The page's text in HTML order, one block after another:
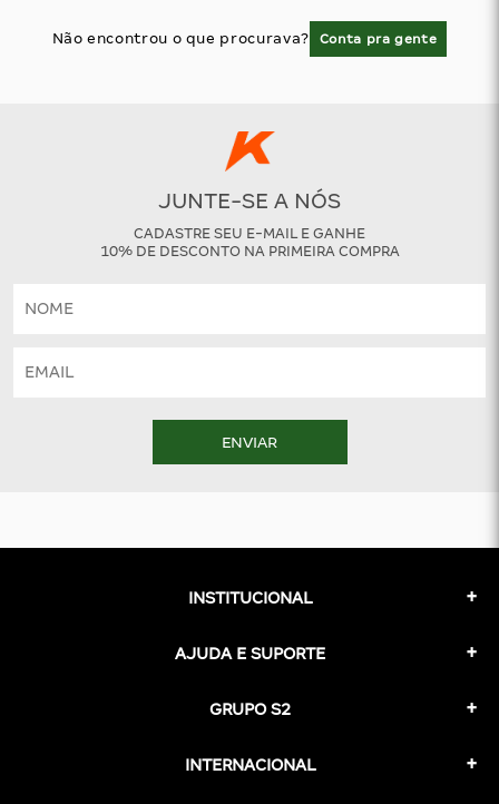
Não encontrou o que procurava? Conta pra gente
JUNTE-SE A NÓS
CADASTRE SEU E-MAIL E GANHE
10% DE DESCONTO NA PRIMEIRA COMPRA
ENVIAR
INSTITUCIONAL
AJUDA E SUPORTE
GRUPO S2
INTERNACIONAL